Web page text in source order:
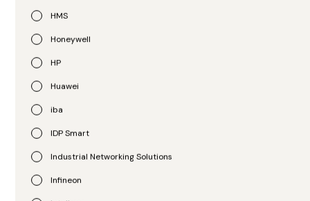
HMS
Honeywell
HP
Huawei
iba
IDP Smart
Industrial Networking Solutions
Infineon
PULS
UPS para Trilho DIN
UC10.242
8.144,00